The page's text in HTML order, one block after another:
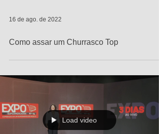
16 de ago. de 2022
Como assar um Churrasco Top
Load video